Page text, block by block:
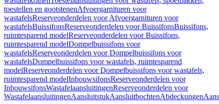
toestellen en gootstenenAfvoergarnituren voor
wastafelsReserveonderdelen voor Afvoergarnituren voor
wastafelsBuissifonsReserveonderdelen voor BuissifonsBuissifons,
ruimtesparend modelReserveonderdelen voor Buissifons,
ruimtesparend modelDompelbuissifons voor
wastafelsReserveonderdelen voor Dompelbuissifons voor
wastafelsDompelbuissifons voor wastafels, ruimtesparend
modelReserveonderdelen voor Dompelbuissifons voor wastafels,
ruimtesparend modelInbouwsifonsReserveonderdelen voor
InbouwsifonsWastafelaansluitingenReserveonderdelen voor
WastafelaansluitingenAansluitstukAansluitbochtenAbdeckungen